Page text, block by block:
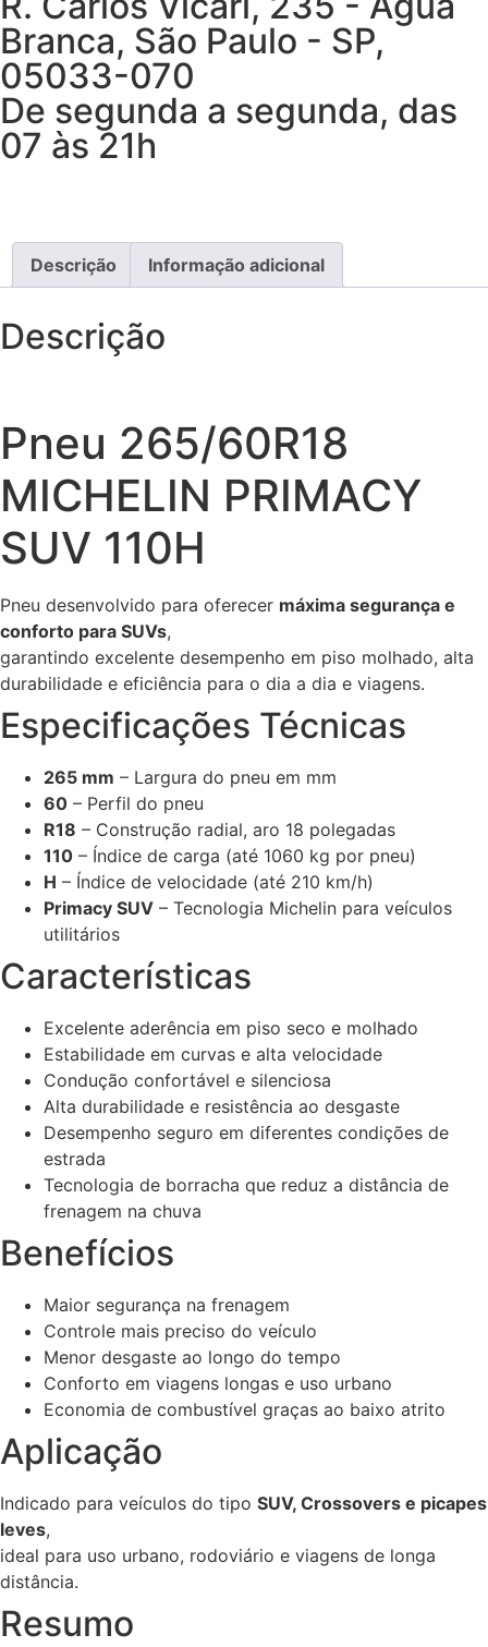
Branca, São Paulo - SP,
05033-070
De segunda a segunda, das
07 às 21h
Descrição Informação adicional
Descrição
Pneu 265/60R18
MICHELIN PRIMACY
SUV 110H
Pneu desenvolvido para oferecer máxima segurança e
conforto para SUVs,
garantindo excelente desempenho em piso molhado, alta
durabilidade e eficiência para o dia a dia e viagens.
Especificações Técnicas
265 mm – Largura do pneu em mm
60 – Perfil do pneu
R18 – Construção radial, aro 18 polegadas
110 – Índice de carga (até 1060 kg por pneu)
H – Índice de velocidade (até 210 km/h)
Primacy SUV – Tecnologia Michelin para veículos
utilitários
Características
Excelente aderência em piso seco e molhado
Estabilidade em curvas e alta velocidade
Condução confortável e silenciosa
Alta durabilidade e resistência ao desgaste
Desempenho seguro em diferentes condições de
estrada
Tecnologia de borracha que reduz a distância de
frenagem na chuva
Benefícios
Maior segurança na frenagem
Controle mais preciso do veículo
Menor desgaste ao longo do tempo
Conforto em viagens longas e uso urbano
Economia de combustível graças ao baixo atrito
Aplicação
Indicado para veículos do tipo SUV, Crossovers e picapes
leves,
ideal para uso urbano, rodoviário e viagens de longa
distância.
Resumo